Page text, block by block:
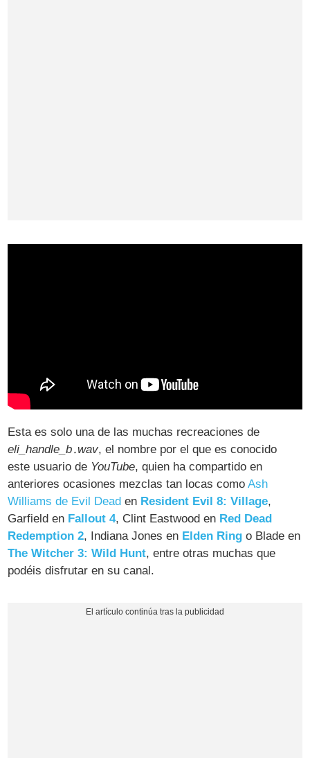
Esta es solo una de las muchas recreaciones de
eli_handle_b․wav, el nombre por el que es conocido
este usuario de YouTube, quien ha compartido en
anteriores ocasiones mezclas tan locas comoAsh
Williams de Evil Dead en Resident Evil 8: Village,
Garfield en Fallout 4, Clint Eastwood en Red Dead
Redemption 2, Indiana Jones en Elden Ring o Blade en
The Witcher 3: Wild Hunt, entre otras muchas que
podéis disfrutar en su canal.